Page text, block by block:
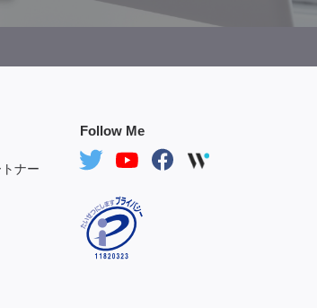
Follow Me
ナー